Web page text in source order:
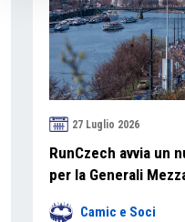
27 Luglio 2026
RunCzech avvia un
per la Generali
Camic e Soci